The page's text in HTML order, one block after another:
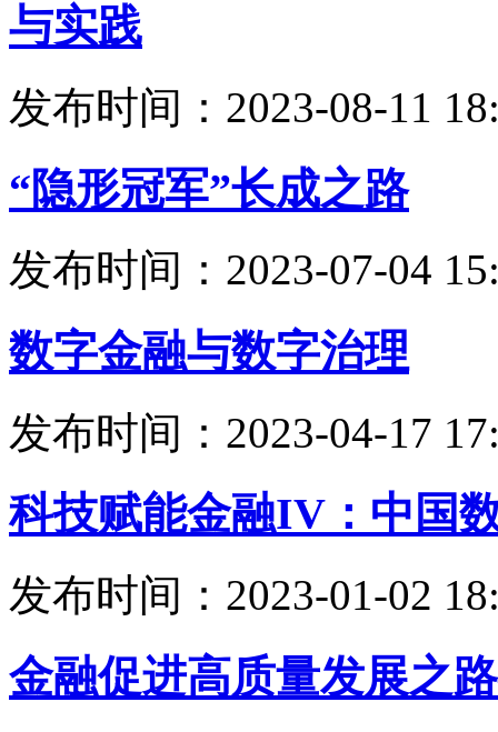
与实践
发布时间：2023-08-11
“隐形冠军”长成之路
发布时间：2023-07-04
数字金融与数字治理
发布时间：2023-04-17
科技赋能金融IV：中国
发布时间：2023-01-02
金融促进高质量发展之